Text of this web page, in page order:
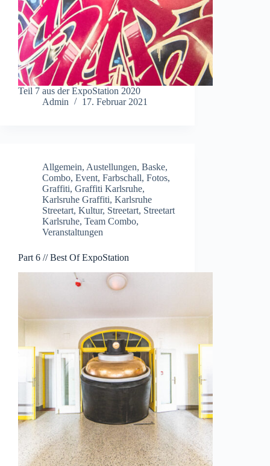
Teil 7 aus der ExpoStation 2020
Admin
17. Februar 2021
Allgemein, Austellungen, Baske,
Combo, Event, Farbschall, Fotos,
Graffiti, Graffiti Karlsruhe,
Karlsruhe Graffiti, Karlsruhe
Streetart, Kultur, Streetart, Streetart
Karlsruhe, Team Combo,
Veranstaltungen
Part 6 // Best Of ExpoStation